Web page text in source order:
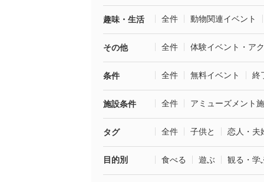
趣味・生活 全件 動物関連イベント
その他 全件 体験イベント・ア
条件 全件 無料イベント 終
施設条件 全件 アミューズメント
タグ 全件 子供と 恋人・夫
目的別 食べる 遊ぶ 観る・学